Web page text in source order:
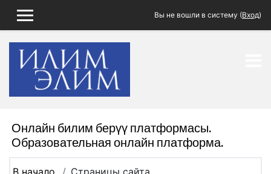
БОКОВАЯ ПАНЕЛЬ
Вы не вошли в систему (Вход)
Онлайн билим берүү платформасы.
Образовательная онлайн платформа.
В начало
Страницы сайта